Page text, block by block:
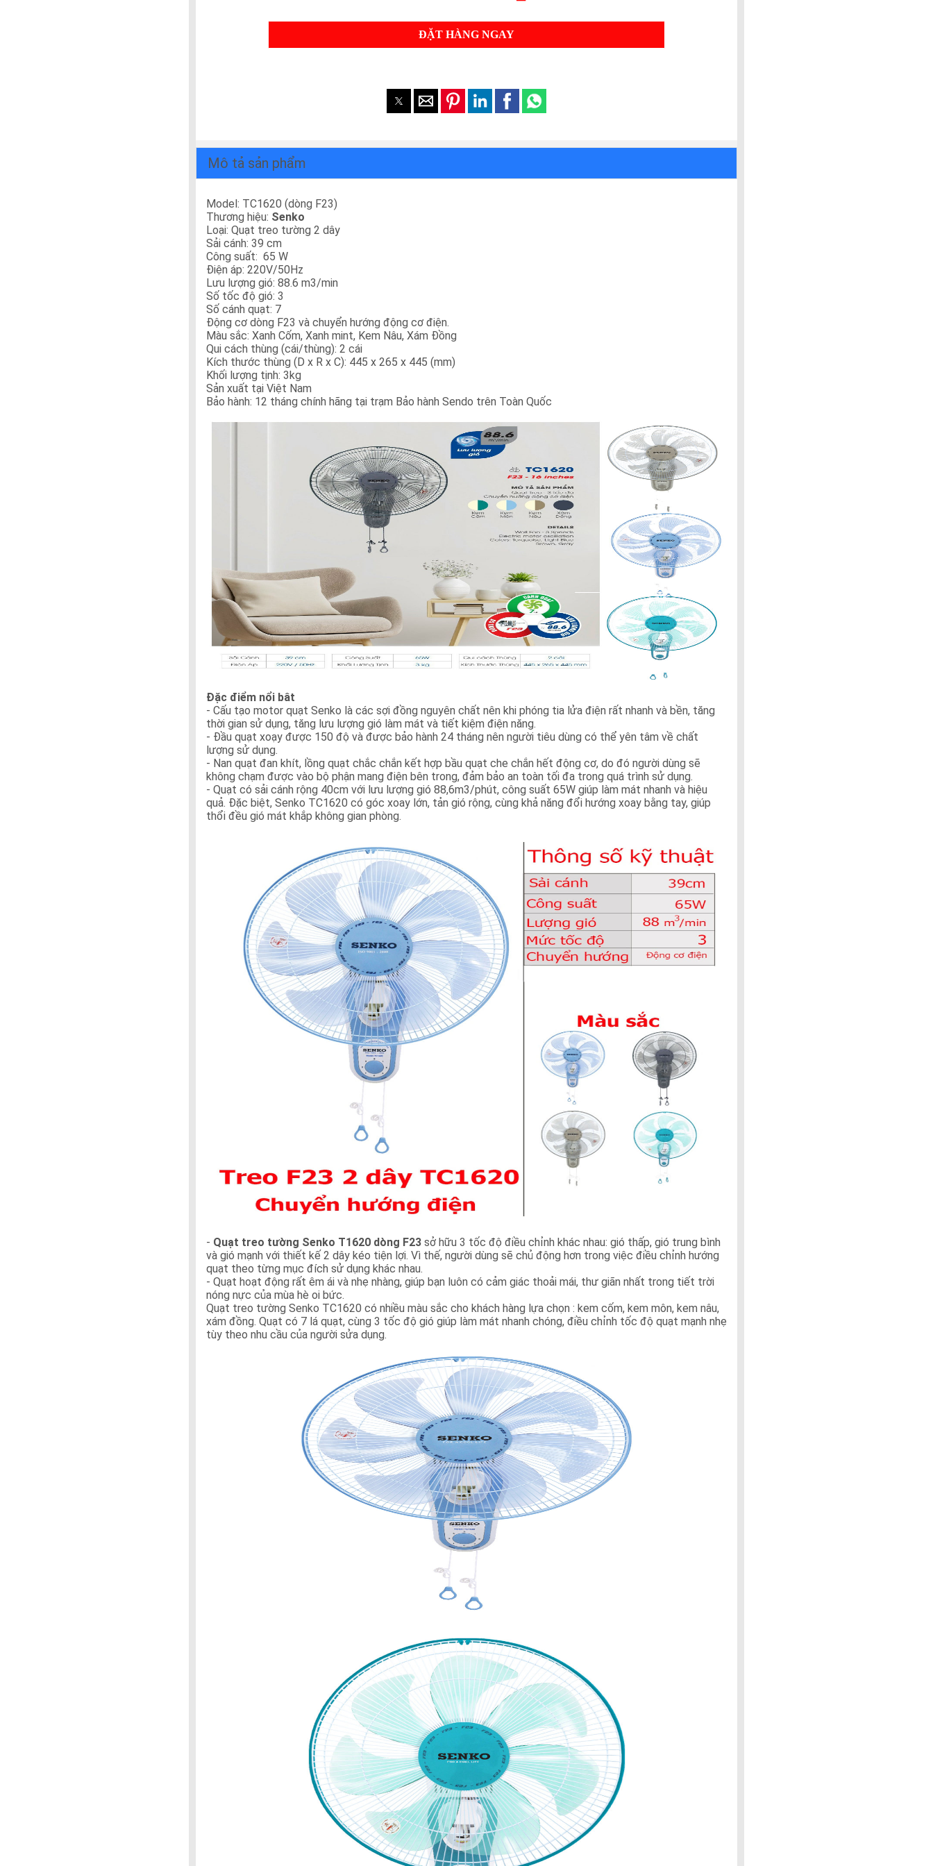
ĐẶT HÀNG NGAY
Mô tả sản phẩm
Model: TC1620 (dòng F23)
Thương hiệu: Senko
Loại: Quạt treo tường 2 dây
Sải cánh: 39 cm
Công suất: 65 W
Điện áp: 220V/50Hz
Lưu lượng gió: 88.6 m3/min
Số tốc độ gió: 3
Số cánh quạt: 7
Động cơ dòng F23 và chuyển hướng động cơ điện.
Màu sắc: Xanh Cốm, Xanh mint, Kem Nâu, Xám Đồng
Qui cách thùng (cái/thùng): 2 cái
Kích thước thùng (D x R x C): 445 x 265 x 445 (mm)
Khối lượng tịnh: 3kg
Sản xuất tại Việt Nam
Bảo hành: 12 tháng chính hãng tại trạm Bảo hành Sendo trên Toàn Quốc
Đặc điểm nổi bât
- Cấu tạo motor quạt Senko là các sợi đồng nguyên chất nên khi phóng tia lửa điện rất nhanh và bền, tăng
thời gian sử dụng, tăng lưu lượng gió làm mát và tiết kiệm điện năng.
- Đầu quạt xoạy được 150 độ và được bảo hành 24 tháng nên người tiêu dùng có thể yên tâm về chất
lượng sử dụng.
- Nan quạt đan khít, lồng quạt chắc chắn kết hợp bầu quạt che chắn hết động cơ, do đó người dùng sẽ
không chạm được vào bộ phận mang điện bên trong, đảm bảo an toàn tối đa trong quá trình sử dụng.
- Quạt có sải cánh rộng 40cm với lưu lượng gió 88,6m3/phút, công suất 65W giúp làm mát nhanh và hiệu
quả. Đặc biệt, Senko TC1620 có góc xoay lớn, tản gió rộng, cùng khả năng đổi hướng xoay bằng tay, giúp
thổi đều gió mát khắp không gian phòng.
- Quạt treo tường Senko T1620 dòng F23 sở hữu 3 tốc độ điều chỉnh khác nhau: gió thấp, gió trung bình
và gió mạnh với thiết kế 2 dây kéo tiện lợi. Vì thế, người dùng sẽ chủ động hơn trong việc điều chỉnh hướng
quạt theo từng mục đích sử dụng khác nhau.
- Quạt hoạt động rất êm ái và nhẹ nhàng, giúp bạn luôn có cảm giác thoải mái, thư giãn nhất trong tiết trời
nóng nực của mùa hè oi bức.
Quạt treo tường Senko TC1620 có nhiều màu sắc cho khách hàng lựa chọn : kem cốm, kem môn, kem nâu,
xám đồng. Quạt có 7 lá quạt, cùng 3 tốc độ gió giúp làm mát nhanh chóng, điều chỉnh tốc độ quạt mạnh nhẹ
tùy theo nhu cầu của người sửa dụng.